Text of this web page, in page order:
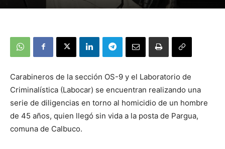
Carabineros de la sección OS-9 y el Laboratorio de
Criminalística (Labocar) se encuentran realizando una
serie de diligencias en torno al homicidio de un hombre
de 45 años, quien llegó sin vida a la posta de Pargua,
comuna de Calbuco.